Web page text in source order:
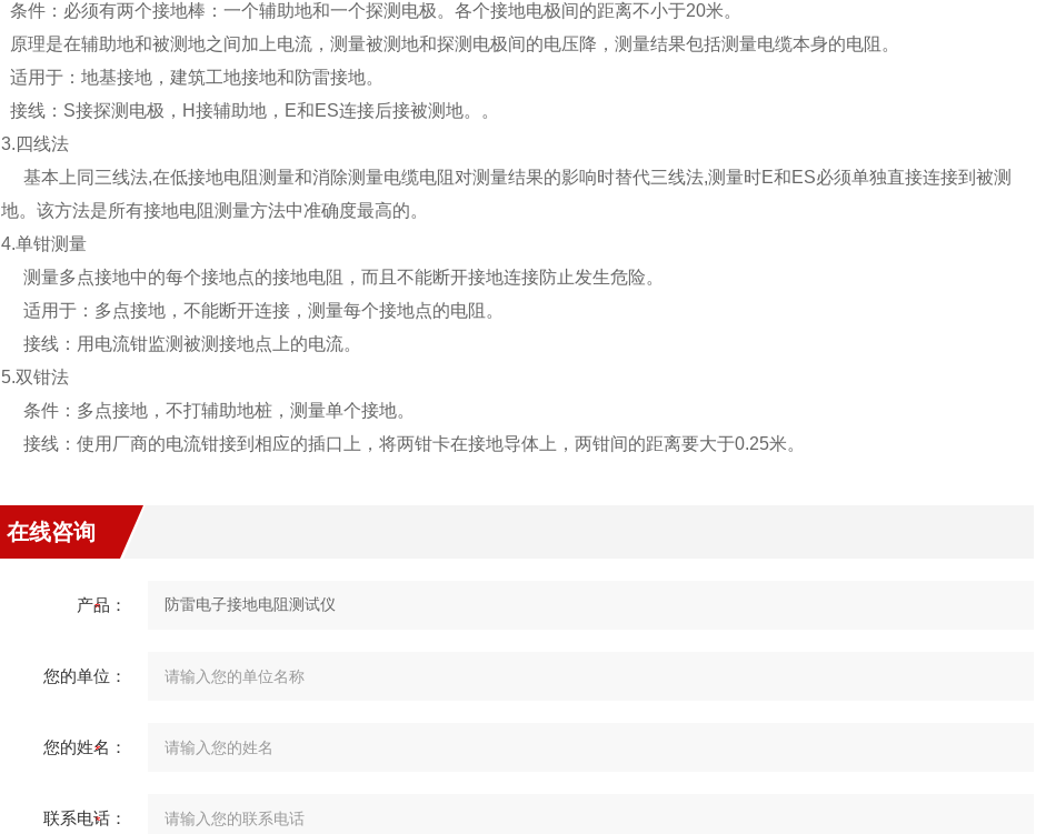
条件：必须有两个接地棒：一个辅助地和一个探测电极。各个接地电极间的距离不小于20米。
原理是在辅助地和被测地之间加上电流，测量被测地和探测电极间的电压降，测量结果包括测量电缆本身的电阻。
适用于：地基接地，建筑工地接地和防雷接地。
接线：S接探测电极，H接辅助地，E和ES连接后接被测地。。
3.四线法
基本上同三线法,在低接地电阻测量和消除测量电缆电阻对测量结果的影响时替代三线法,测量时E和ES必须单独直接连接到被测
地。该方法是所有接地电阻测量方法中准确度最高的。
4.单钳测量
测量多点接地中的每个接地点的接地电阻，而且不能断开接地连接防止发生危险。
适用于：多点接地，不能断开连接，测量每个接地点的电阻。
接线：用电流钳监测被测接地点上的电流。
5.双钳法
条件：多点接地，不打辅助地桩，测量单个接地。
接线：使用厂商的电流钳接到相应的插口上，将两钳卡在接地导体上，两钳间的距离要大于0.25米。
在线咨询
产品：
您的单位：
您的姓名：
联系电话：